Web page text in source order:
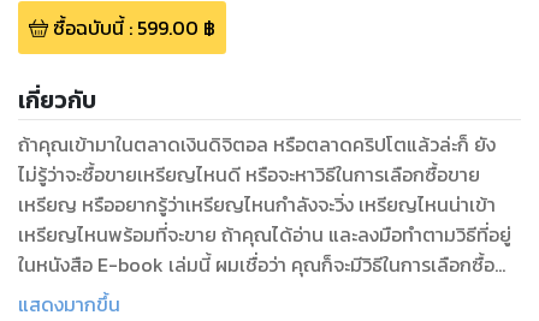
ซื้อฉบับนี้: 599.00 ฿
เกี่ยวกับ
ถ้าคุณเข้ามาในตลาดเงินดิจิตอล หรือตลาดคริปโตแล้วล่ะก็ ยัง
ไม่รู้ว่าจะซื้อขายเหรียญไหนดี หรือจะหาวิธีในการเลือกซื้อขาย
เหรียญ หรืออยากรู้ว่าเหรียญไหนกำลังจะวิ่ง เหรียญไหนน่าเข้า
เหรียญไหนพร้อมที่จะขาย ถ้าคุณได้อ่าน และลงมือทำตามวิธีที่อยู่
ในหนังสือ E-book เล่มนี้ ผมเชื่อว่า คุณก็จะมีวิธีในการเลือกซื้อ
ขายเหรียญที่มีหลักการ และสามารถกำหนดรูปแบบการค้นหา
แสดงมากขึ้น